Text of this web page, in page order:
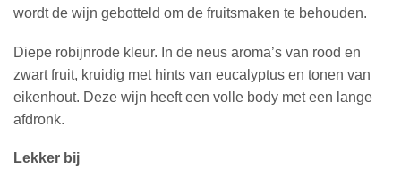
wordt de wijn gebotteld om de fruitsmaken te behouden.
Diepe robijnrode kleur. In de neus aroma’s van rood en
zwart fruit, kruidig met hints van eucalyptus en tonen van
eikenhout. Deze wijn heeft een volle body met een lange
afdronk.
Lekker bij